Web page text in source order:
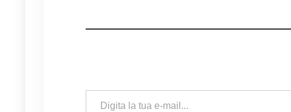
Digita la tua e-mail...